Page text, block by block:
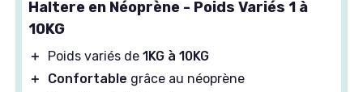
＋ Poids variés de1KG à 10KG
＋ Confortable
＋
Durableet résistant
＋
Idéal pour lefitnesset lemuscle